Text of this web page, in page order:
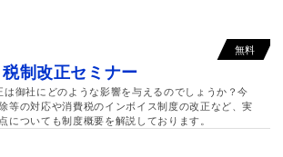
無料
制改正セミナー
は御社にどのような影響を与えるのでしょうか？今
等の対応や消費税のインボイス制度の改正など、実
についても制度概要を解説しております。